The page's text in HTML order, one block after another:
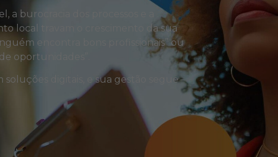
a burocracia dos processos e a
local travam o crescimento da sua
encontra bons profissionais” ou
oportunidades”.
digitais, e sua gestão segue